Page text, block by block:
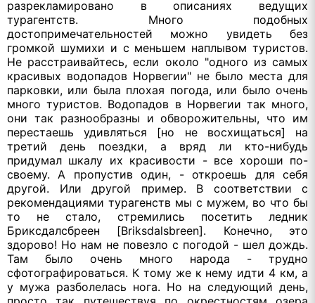
разрекламировано в описаниях ведущих
турагентств. Много подобных
достопримечательностей можно увидеть без
громкой шумихи и с меньшем наплывом туристов.
Не расстраивайтесь, если около "одного из самых
красивых водопадов Норвегии" не было места для
парковки, или была плохая погода, или было очень
много туристов. Водопадов в Норвегии так много,
они так разнообразны и обворожительны, что им
перестаешь удивляться [но не восхищаться] на
третий день поездки, а вряд ли кто-нибудь
придумал шкалу их красивости - все хороши по-
своему. А пропустив один, - откроешь для себя
другой. Или другой пример. В соответствии с
рекомендациями турагенств мы с мужем, во что бы
то не стало, стремились посетить ледник
Бриксдалсбреен [Briksdalsbreen]. Конечно, это
здорово! Но нам не повезло с погодой - шел дождь.
Там было очень много народа - трудно
сфотографироваться. К тому же к нему идти 4 км, а
у мужа разболелась нога. Но на следующий день,